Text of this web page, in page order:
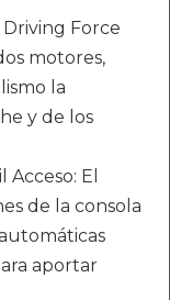
Driving Force
motores,
la
y de los
El
de la consola
aportar